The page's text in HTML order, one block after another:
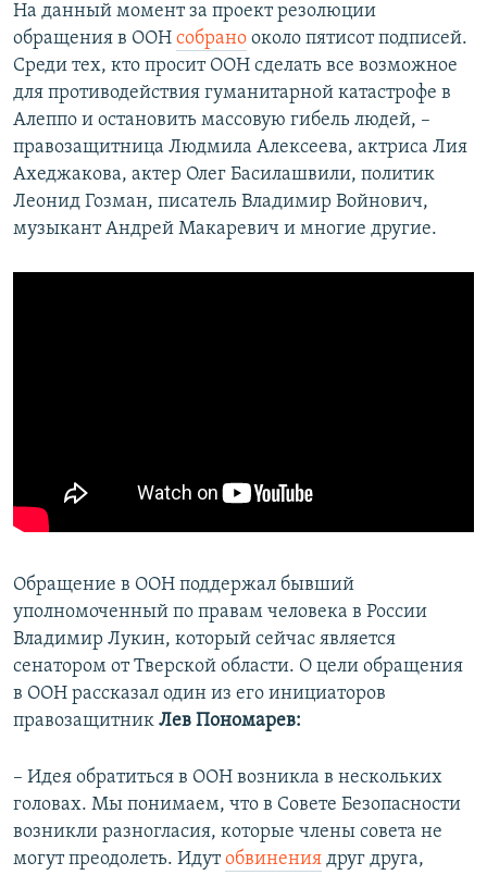
На данный момент за проект резолюции
обращения в ООН собрано около пятисот подписей.
Среди тех, кто просит ООН сделать все возможное
для противодействия гуманитарной катастрофе в
Алеппо и остановить массовую гибель людей, –
правозащитница Людмила Алексеева, актриса Лия
Ахеджакова, актер Олег Басилашвили, политик
Леонид Гозман, писатель Владимир Войнович,
музыкант Андрей Макаревич и многие другие.
​Обращение в ООН поддержал бывший
уполномоченный по правам человека в России
Владимир Лукин, который сейчас является
сенатором от Тверской области. О цели обращения
в ООН рассказал один из его инициаторов
правозащитник Лев Пономарев:
– Идея обратиться в ООН возникла в нескольких
головах. Мы понимаем, что в Совете Безопасности
возникли разногласия, которые члены совета не
могут преодолеть. Идутобвинения друг друга,